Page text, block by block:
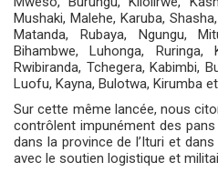
Mushaki, Malehe, Karuba,
Matanda, Rubaya, Ngungu,
Bihambwe, Luhonga, ⁠Ruringa,
Rwibiranda, Tchegera, ⁠Kabimbi,
⁠Luofu, ⁠Kayna, Bulotwa, Kirumba
Sur cette même lancée, nous
contrôlent impunément des
dans la province de l’Ituri et
avec le soutien logistique et